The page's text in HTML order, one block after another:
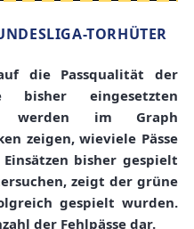
TORHÜTER
die Passqualität der
bisher eingesetzten
werden im Graph
zeigen, wieviele Pässe
bisher gespielt
zeigt der grüne
gespielt wurden.
der Fehlpässe dar.